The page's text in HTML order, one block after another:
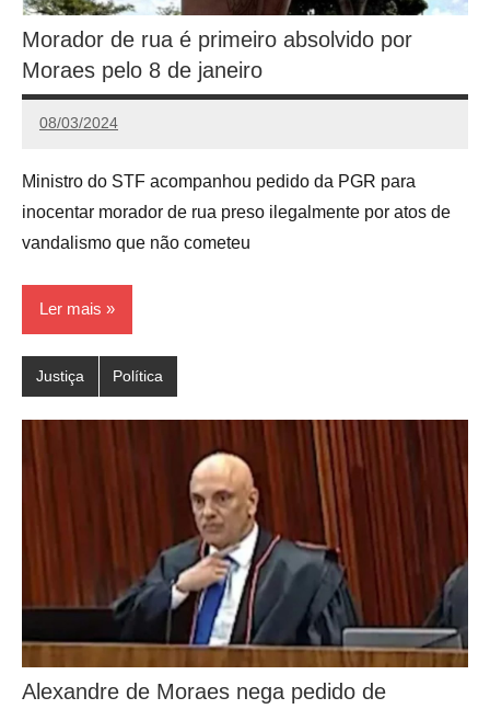
Morador de rua é primeiro absolvido por
Moraes pelo 8 de janeiro
08/03/2024
Redação
Ministro do STF acompanhou pedido da PGR para
inocentar morador de rua preso ilegalmente por atos de
vandalismo que não cometeu
Ler mais
Justiça Política
Alexandre de Moraes nega pedido de